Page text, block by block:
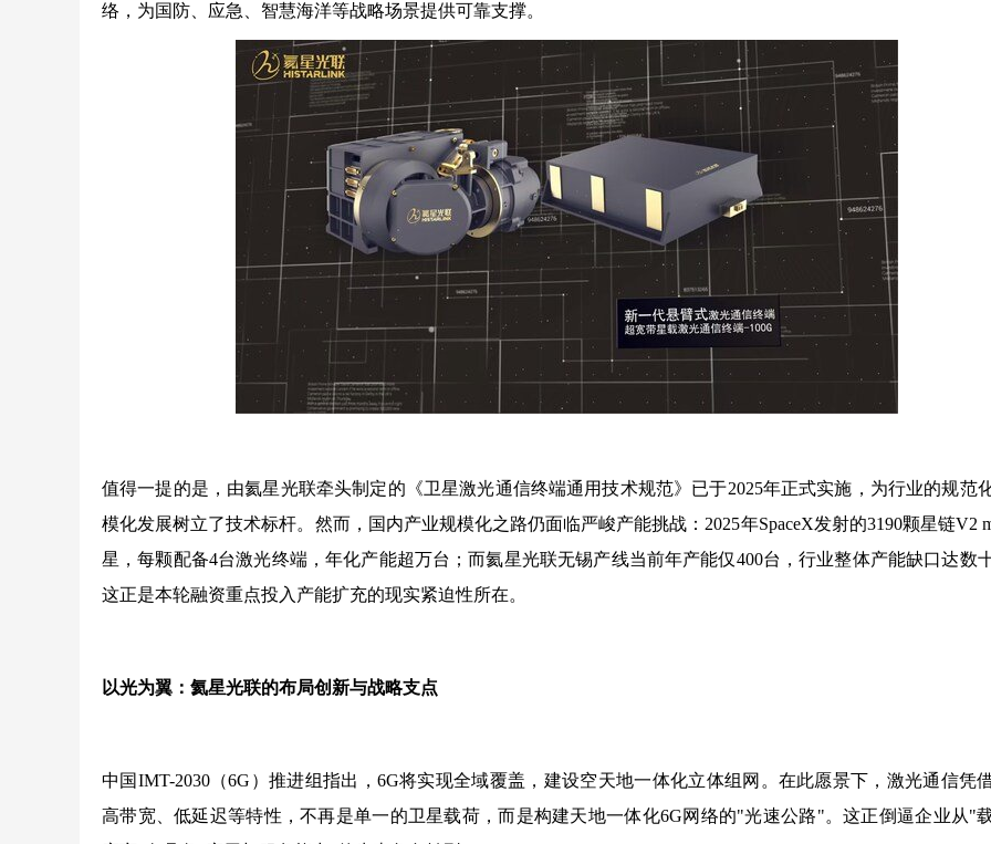
络，为国防、应急、智慧海洋等战略场景提供可靠支撑。
值得一提的是，由氦星光联牵头制定的《卫星激光通信终端通用技术规范》已于2025年正式实施，为行业的规范
模化发展树立了技术标杆。然而，国内产业规模化之路仍面临严峻产能挑战：2025年SpaceX发射的3190颗星链V2
星，每颗配备4台激光终端，年化产能超万台；而氦星光联无锡产线当前年产能仅400台，行业整体产能缺口达数
这正是本轮融资重点投入产能扩充的现实紧迫性所在。
以光为翼：氦星光联的布局创新与战略支点
中国IMT-2030（6G）推进组指出，6G将实现全域覆盖，建设空天地一体化立体组网。在此愿景下，激光通信凭
高带宽、低延迟等特性，不再是单一的卫星载荷，而是构建天地一体化6G网络的"光速公路"。这正倒逼企业从"